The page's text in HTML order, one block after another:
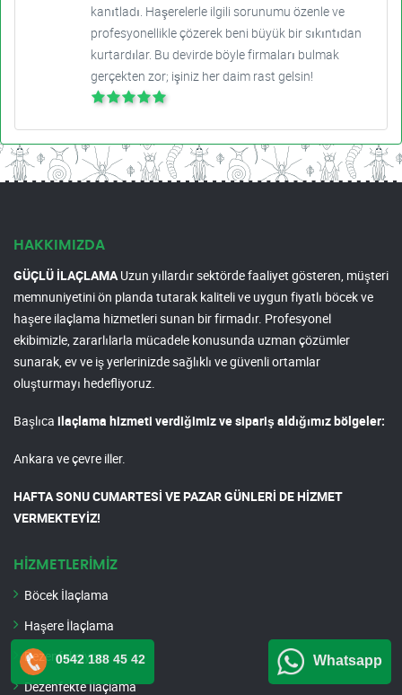
kanıtladı. Haşerelerle ilgili sorunumu özenle ve
profesyonellikle çözerek beni büyük bir sıkıntıdan
kurtardılar. Bu devirde böyle firmaları bulmak
gerçekten zor; işiniz her daim rast gelsin!
HAKKIMIZDA
GÜÇLÜ İLAÇLAMAUzun yıllardır sektörde faaliyet gösteren, müşteri
memnuniyetini ön planda tutarak kaliteli ve uygun fiyatlı böcek ve
haşere ilaçlama hizmetleri sunan bir firmadır. Profesyonel
ekibimizle, zararlılarla mücadele konusunda uzman çözümler
sunarak, ev ve iş yerlerinizde sağlıklı ve güvenli ortamlar
oluşturmayı hedefliyoruz.
Başlıca ilaçlama hizmeti verdiğimiz ve sipariş aldığımız bölgeler:
Ankara ve çevre iller.
HAFTA SONU CUMARTESİ VE PAZAR GÜNLERİ DE HİZMET
VERMEKTEYİZ!
HİZMETLERİMİZ
Böcek İlaçlama
Haşere İlaçlama
Dezenfeksiyon
Dezenfekte İlaçlama
0542 188 45 42 Whatsapp